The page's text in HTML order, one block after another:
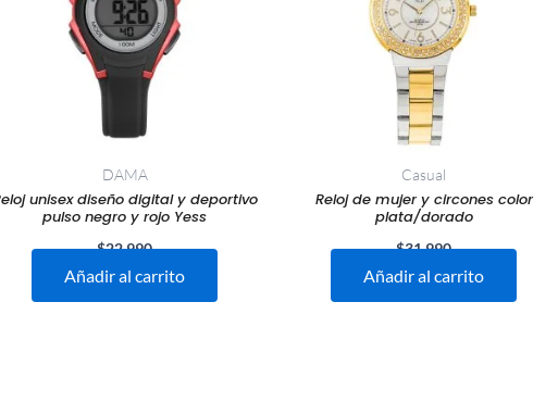
DAMA
unisex diseño digital y deportivo
pulso negro y rojo Yess
$22.990
Añadir al carrito
Casual
Reloj de mujer y circones color
plata/dorado
$31.990
Añadir al carrito